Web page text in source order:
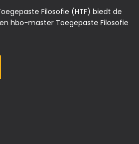
Filosofie (HTF) biedt de
hbo-master Toegepaste Filosofie